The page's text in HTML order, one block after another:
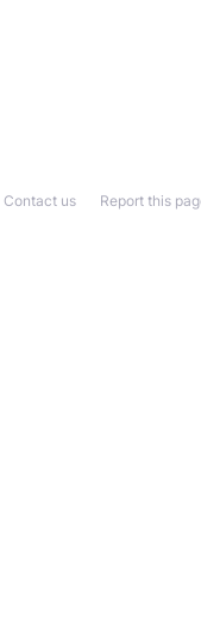
Report this
Contact us